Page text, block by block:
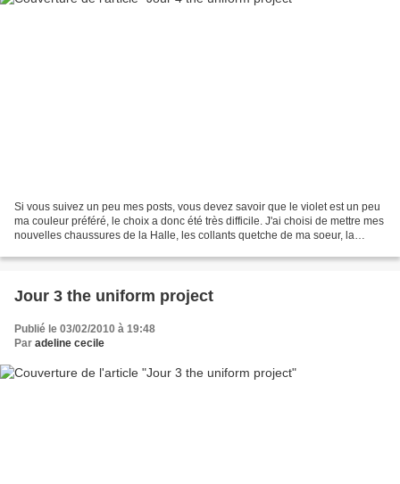
Si vous suivez un peu mes posts, vous devez savoir que le violet est un peu
ma couleur préféré, le choix a donc été très difficile. J'ai choisi de mettre mes
nouvelles chaussures de la Halle, les collants quetche de ma soeur, la
Jour 3 the uniform project
Publié le 03/02/2010 à 19:48
Par adeline cecile